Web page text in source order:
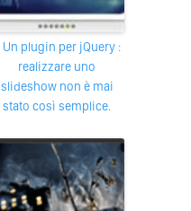
Un plugin per jQuery :
realizzare uno
slideshow non è mai
stato così semplice.